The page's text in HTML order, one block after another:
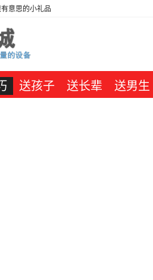
意思的小礼品
送孩子 送长辈 送男生